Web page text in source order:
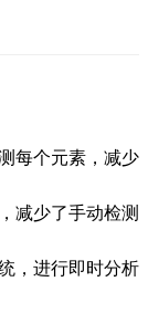
每个元素，减少
减少了手动检测
，进行即时分析